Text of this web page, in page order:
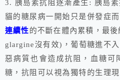
3. 胰島素抗阻逐漸產生: 胰島素
貓的糖尿病一開始只是併發症
連續性的不斷在體內累積，最
glargine沒有效)，葡萄糖進不
惡病質也會造成抗阻，血糖可
糖，抗阻可以視為獨特的生理